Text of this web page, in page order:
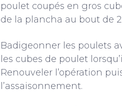
poulet coupés en gros
de la plancha au bout de
Badigeonner les poulets
les cubes de poulet
Renouveler l’opération
l’assaisonnement.